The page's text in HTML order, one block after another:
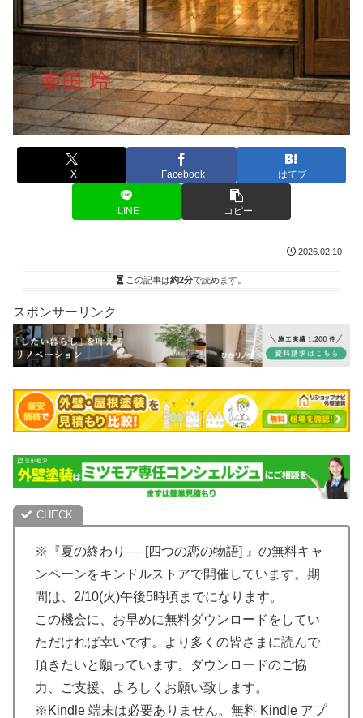
X Facebook はてブ
LINE コピー
2026.02.10
この記事は約2分で読めます。
スポンサーリンク
※『夏の終わり ― [四つの恋の物語] 』の無料キャ
ンペーンをキンドルストアで開催しています。期
間は、2/10(火)午後5時頃までになります。
この機会に、お早めに無料ダウンロードをしてい
ただければ幸いです。より多くの皆さまに読んで
頂きたいと願っています。ダウンロードのご協
力、ご支援、よろしくお願い致します。
※Kindle 端末は必要ありません。無料 Kindle アプ